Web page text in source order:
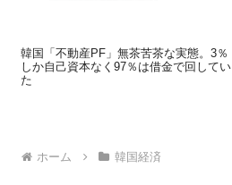
韓国「不動産PF」無茶苦茶な実態。3％
しか自己資本なく97％は借金で回してい
た
ホーム 韓国経済